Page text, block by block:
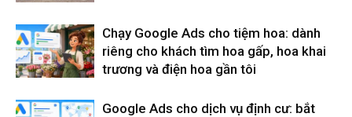
Chạy Google Ads cho tiệm hoa: dành
riêng cho khách tìm hoa gấp, hoa khai
trương và điện hoa gần tôi
Google Ads cho dịch vụ định cư: bắt